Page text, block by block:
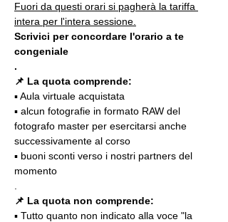
Fuori da questi orari si pagherà la tariffa
intera per l'intera sessione.
Scrivici per concordare l'orario a te
congeniale
.
📌 La quota comprende:
▪️ Aula virtuale acquistata
▪️ alcun fotografie in formato RAW del
fotografo master per esercitarsi anche
successivamente al corso
▪️ buoni sconti verso i nostri partners del
momento
📌 La quota non comprende:
▪️ Tutto quanto non indicato alla voce "la